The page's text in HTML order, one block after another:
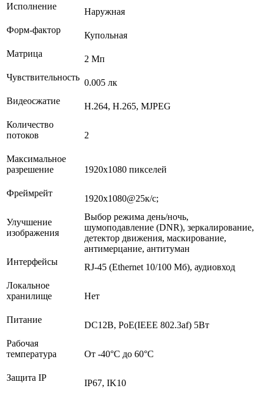
Исполнение
Наружная
Форм-фактор
Купольная
Матрица
2 Мп
Чувствительность
0.005 лк
Видеосжатие
H.264, H.265, MJPEG
Количество
потоков
2
Максимальное
разрешение
1920х1080 пикселей
Фреймрейт
1920х1080@25к/с;
Улучшение
изображения
Выбор режима день/ночь,
шумоподавление (DNR), зеркалирование,
детектор движения, маскирование,
антимерцание, антитуман
Интерфейсы
RJ-45 (Ethernet 10/100 Мб), аудиовход
Локальное
хранилище
Нет
Питание
DC12В, PoE(IEEE 802.3af) 5Вт
Рабочая
температура
От -40°С до 60°С
Защита IP
IP67, IK10